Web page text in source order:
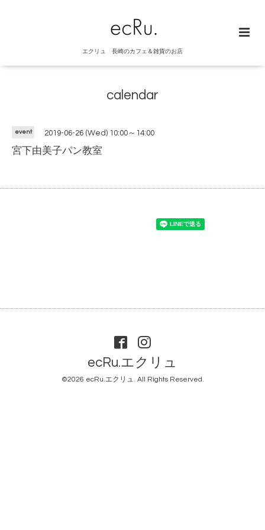
エクリュ 長崎のカフェ＆雑貨のお店
calendar
event 2019-06-26 (Wed) 10:00～14:00
宮下由美子パン教室
ecRu.エクリュ
©2026 ecRu.エクリュ. All Rights Reserved.